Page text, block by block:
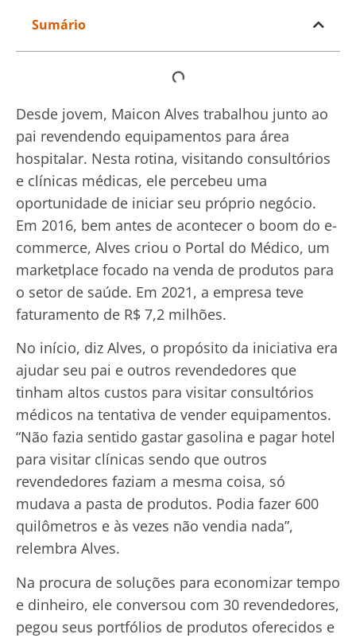
Sumário
Desde jovem, Maicon Alves trabalhou junto ao
pai revendendo equipamentos para área
hospitalar. Nesta rotina, visitando consultórios
e clínicas médicas, ele percebeu uma
oportunidade de iniciar seu próprio negócio.
Em 2016, bem antes de acontecer o boom do e-
commerce, Alves criou o Portal do Médico, um
marketplace focado na venda de produtos para
o setor de saúde. Em 2021, a empresa teve
faturamento de R$ 7,2 milhões.
No início, diz Alves, o propósito da iniciativa era
ajudar seu pai e outros revendedores que
tinham altos custos para visitar consultórios
médicos na tentativa de vender equipamentos.
“Não fazia sentido gastar gasolina e pagar hotel
para visitar clínicas sendo que outros
revendedores faziam a mesma coisa, só
mudava a pasta de produtos. Podia fazer 600
quilômetros e às vezes não vendia nada”,
relembra Alves.
Na procura de soluções para economizar tempo
e dinheiro, ele conversou com 30 revendedores,
pegou seus portfólios de produtos oferecidos e